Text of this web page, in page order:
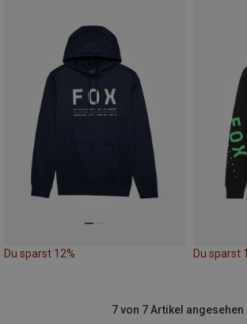
Du sparst 12% Du sparst
7 von 7 Artikel angesehen